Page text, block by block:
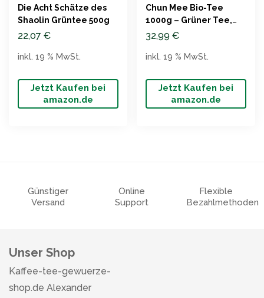
Die Acht Schätze des
Shaolin Grüntee 500g
22,07 €
Jetzt Kaufen bei
amazon.de
inkl. 19 % MwSt.
Chun Mee Bio-Tee
1000g – Grüner Tee,
Rauchig-Süß
32,99 €
Jetzt Kaufen bei
amazon.de
inkl. 19 % MwSt.
Günstiger
Versand
Online
Support
Flexible
Bezahlmethoden
Unser Shop
Kaffee-tee-gewuerze-
shop.de Alexander